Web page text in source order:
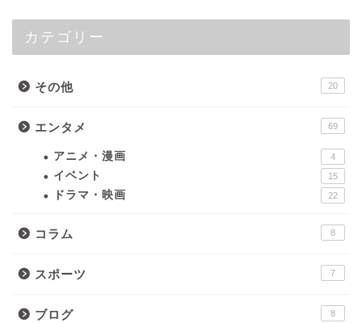
カテゴリー
その他 20
エンタメ 69
アニメ・漫画 4
イベント 15
ドラマ・映画 22
コラム 8
スポーツ 7
ブログ 8